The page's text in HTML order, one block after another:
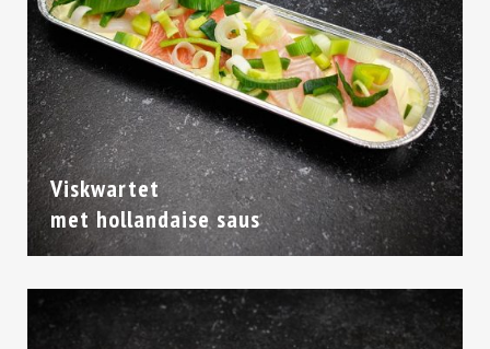
Viskwartet
met hollandaise saus